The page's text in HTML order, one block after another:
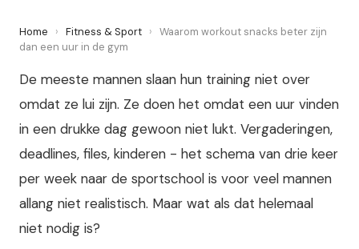
Home › Fitness & Sport › Waarom workout snacks beter zijn
dan een uur in de gym
De meeste mannen slaan hun training niet over
omdat ze lui zijn. Ze doen het omdat een uur vinden
in een drukke dag gewoon niet lukt. Vergaderingen,
deadlines, files, kinderen - het schema van drie keer
per week naar de sportschool is voor veel mannen
allang niet realistisch. Maar wat als dat helemaal
niet nodig is?